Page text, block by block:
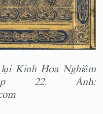
Kinh Hoa Nghiêm
22. Ảnh: